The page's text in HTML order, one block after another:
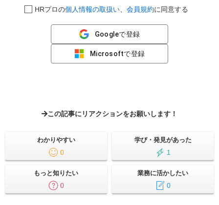
HRプロの個人情報の取扱い、 会員規約に同意する
Googleで登録
Microsoftで登録
この記事にリアクションをお願いします！
わかりやすい
0
学び・発見があった
1
もっと知りたい
0
業務に活かしたい
0